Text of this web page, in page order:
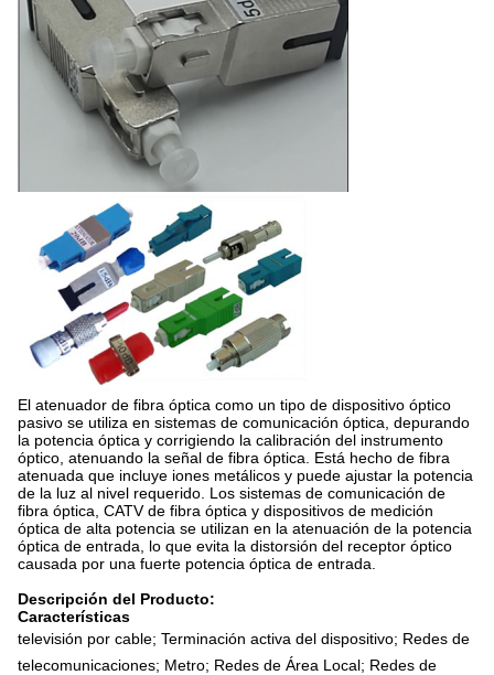
El atenuador de fibra óptica como un tipo de dispositivo óptico
pasivo se utiliza en sistemas de comunicación óptica, depurando
la potencia óptica y corrigiendo la calibración del instrumento
óptico, atenuando la señal de fibra óptica. Está hecho de fibra
atenuada que incluye iones metálicos y puede ajustar la potencia
de la luz al nivel requerido. Los sistemas de comunicación de
fibra óptica, CATV de fibra óptica y dispositivos de medición
óptica de alta potencia se utilizan en la atenuación de la potencia
óptica de entrada, lo que evita la distorsión del receptor óptico
causada por una fuerte potencia óptica de entrada.
Descripción del Producto:
Características
televisión por cable; Terminación activa del dispositivo; Redes de
telecomunicaciones; Metro; Redes de Área Local; Redes de